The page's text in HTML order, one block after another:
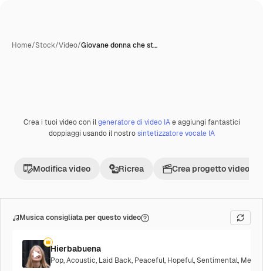
Home/Stock/Video/Giovane donna che st…
Premium
Crea i tuoi video con ilgeneratore di video IAe aggiungi fantastici
doppiaggi usando il nostrosintetizzatore vocale IA
Modifica video Ricrea Crea progetto video
Musica consigliata per questo video
Hierbabuena
Pop,Acoustic, Laid Back, Peaceful, Hopeful,Sentimental,